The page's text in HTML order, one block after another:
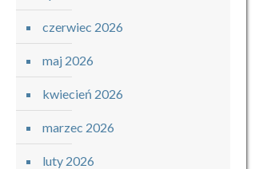
czerwiec 2026
maj 2026
kwiecień 2026
marzec 2026
luty 2026